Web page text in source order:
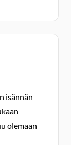
isännän
olemaan